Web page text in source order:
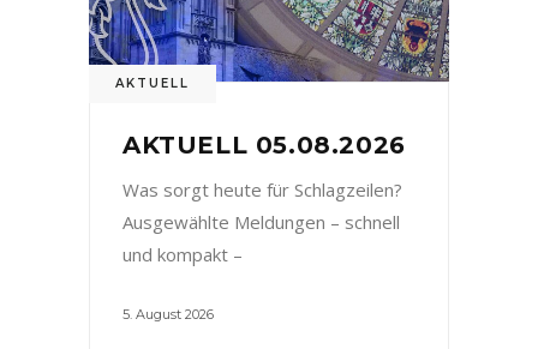
AKTUELL
AKTUELL 05.08.2026
Was sorgt heute für Schlagzeilen?
Ausgewählte Meldungen – schnell
und kompakt –
5. August 2026